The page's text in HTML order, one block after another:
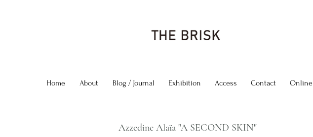
Home About Blog / Journal Exhibition Access Contact
Azzedine Alaïa "A SECOND SKIN"